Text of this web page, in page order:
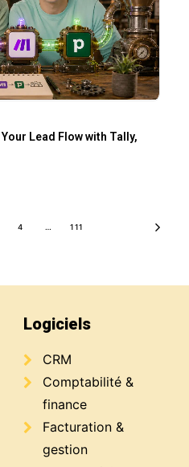
Lead Flow with Tally,
4 … 111
Logiciels
CRM
Comptabilité &
finance
Facturation &
gestion